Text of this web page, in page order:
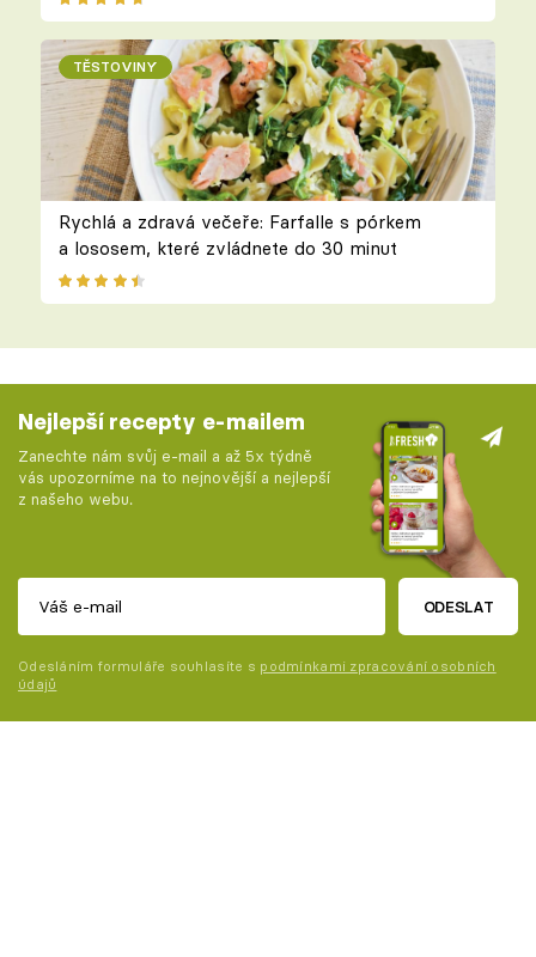
TĚSTOVINY
Rychlá a zdravá večeře: Farfalle s pórkem
a lososem, které zvládnete do 30 minut
Nejlepší recepty e-mailem
Zanechte nám svůj e-mail a až 5x týdně
vás upozorníme na to nejnovější a nejlepší
z našeho webu.
ODESLAT
Odesláním formuláře souhlasíte s podmínkami zpracování osobních
údajů